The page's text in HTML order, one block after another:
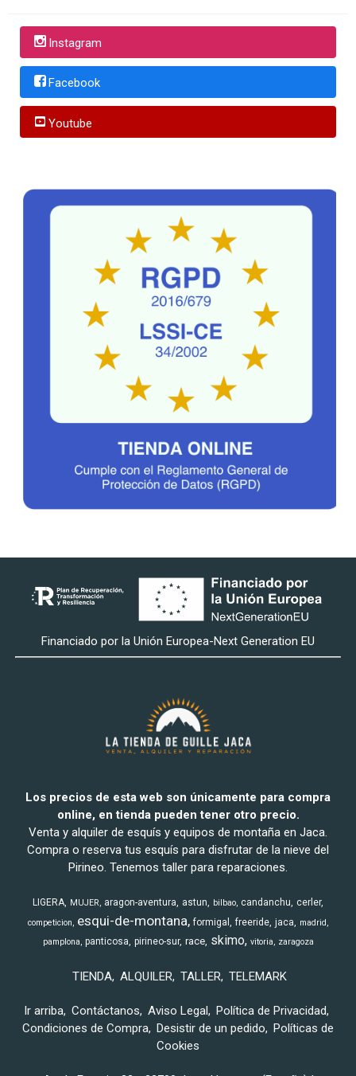
Instagram
Facebook
Youtube
Financiado por la Unión Europea-Next Generation EU
Los precios de esta web son únicamente para compra
online, en tienda pueden tener otro precio.
Venta y alquiler de esquís y equipos de montaña en Jaca.
Compra o reserva tus esquís para disfrutar de la nieve del
Pirineo. Tenemos taller para reparaciones.
LIGERA MUJER aragon-aventura astun bilbao candanchu cerler
competicion esqui-de-montana formigal freeride jaca
madrid
pamplona panticosa pirineo-sur race skimo vitoria zaragoza
TIENDA ALQUILER TALLER TELEMARK
Ir arriba Contáctanos Aviso Legal
Política de Privacidad
Condiciones de Compra Desistir de un pedido
Políticas de
Cookies